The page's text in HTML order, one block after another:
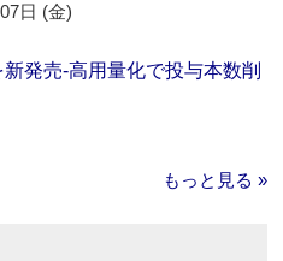
日 (金)
発売‐高用量化で投与本数削
もっと見る »